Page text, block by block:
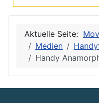
Aktuelle Seite:
Medien
Handy